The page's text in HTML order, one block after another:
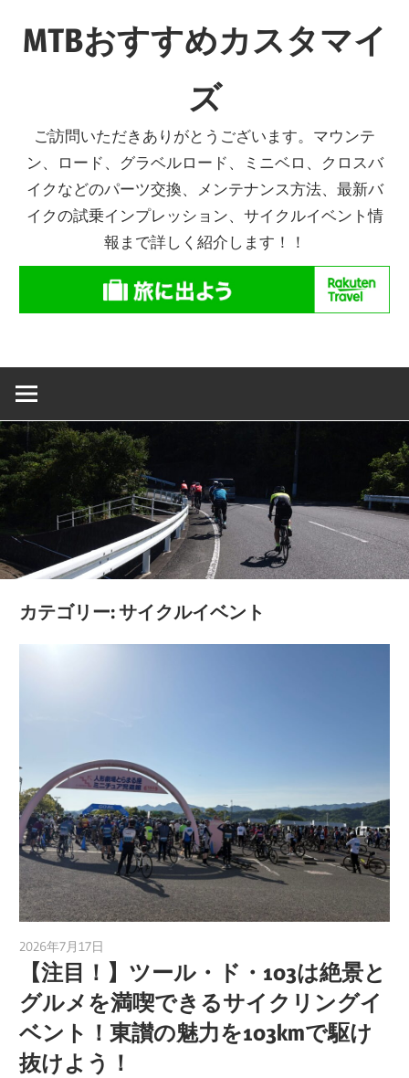
MTBおすすめカスタマイ
ズ
ご訪問いただきありがとうございます。マウンテ
ン、ロード、グラベルロード、ミニベロ、クロスバ
イクなどのパーツ交換、メンテナンス方法、最新バ
イクの試乗インプレッション、サイクルイベント情
報まで詳しく紹介します！！
カテゴリー:サイクルイベント
2026年7月17日
【注目！】ツール・ド・103は絶景と
グルメを満喫できるサイクリングイ
ベント！東讃の魅力を103kmで駆け
抜けよう！